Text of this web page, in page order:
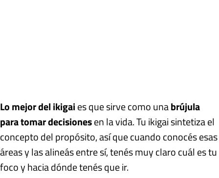
Lo mejor del ikigaies que sirve como unabrújula
para tomar decisionesen la vida. Tu ikigai sintetiza el
concepto del propósito, así que cuando conocés esas
áreas y las alineás entre sí, tenés muy claro cuál es tu
foco y hacia dónde tenés que ir.